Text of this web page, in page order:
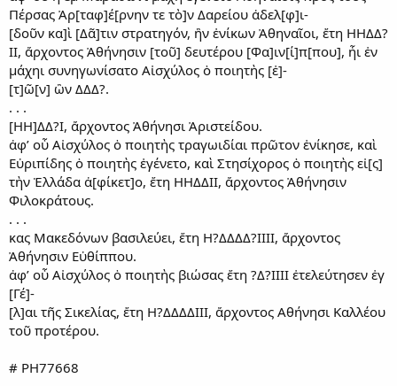
Πέρσας Ἀρ[ταφ]έ[ρνην τε τὸ]ν Δαρείου ἀδελ[φ]ι-
[δοῦν κα]ὶ [Δᾶ]τιν στρατηγόν, ἣν ἐνίκων Ἀθηναῖοι, ἔτη ΗΗΔΔ?
ΙΙ, ἄρχοντος Ἀθήνησιν [τοῦ] δευτέρου [Φα]ιν[ί]π[που], ἧι ἐν
μάχηι συνηγωνίσατο Αἰσχύλος ὁ ποιητὴς [ἐ]-
[τ]ῶ[ν] ὢν ΔΔΔ?.
. . .
[ΗΗ]ΔΔ?Ι, ἄρχοντος Ἀθήνησι Ἀριστείδου.
ἀφ’ οὗ Αἰσχύλος ὁ ποιητὴς τραγωιδίαι πρῶτον ἐνίκησε, καὶ
Εὐριπίδης ὁ ποιητὴς ἐγένετο, καὶ Στησίχορος ὁ ποιητὴς εἰ[ς]
τὴν Ἑλλάδα ἀ[φίκετ]ο, ἔτη ΗΗΔΔΙΙ, ἄρχοντος Ἀθήνησιν
Φιλοκράτους.
. . .
κας Μακεδόνων βασιλεύει, ἔτη Η?ΔΔΔΔ?ΙΙΙΙ, ἄρχοντος
Ἀθήνησιν Εὐθίππου.
ἀφ’ οὗ Αἰσχύλος ὁ ποιητὴς βιώσας ἔτη ?Δ?ΙΙΙΙ ἐτελεύτησεν ἐγ
[Γέ]-
[λ]αι τῆς Σικελίας, ἔτη Η?ΔΔΔΔΙΙΙ, ἄρχοντος Αθήνησι Καλλέου
τοῦ προτέρου.
# PH77668